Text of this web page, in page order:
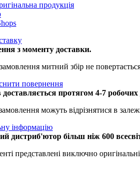
продукція
з моменту доставки.
митний збір не
повернення
доставляється протягом 4-7
можуть відрізнятися в
інформацію
дистриб'ютор більш ніж 600
представлені виключно